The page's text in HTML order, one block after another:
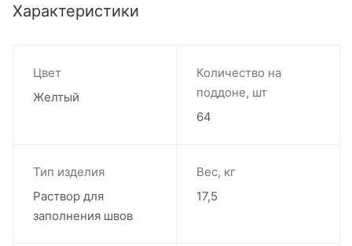
Характеристики
Цвет
Желтый
Количество на
поддоне, шт
64
Тип изделия
Раствор для
заполнения швов
Вес, кг
17,5